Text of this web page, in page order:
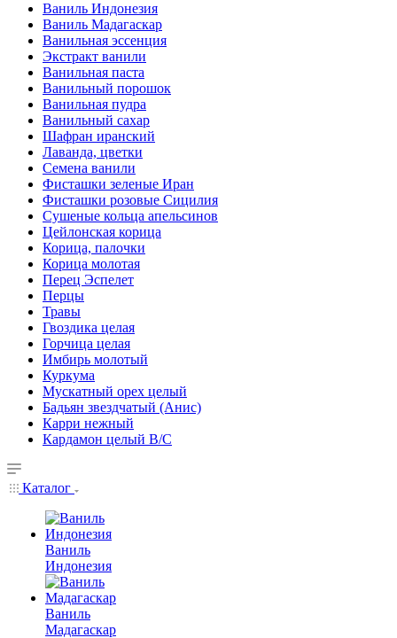
Ваниль Индонезия
Ваниль Мадагаскар
Ванильная эссенция
Экстракт ванили
Ванильная паста
Ванильный порошок
Ванильная пудра
Ванильный сахар
Шафран иранский
Лаванда, цветки
Семена ванили
Фисташки зеленые Иран
Фисташки розовые Сицилия
Сушеные кольца апельсинов
Цейлонская корица
Корица, палочки
Корица молотая
Перец Эспелет
Перцы
Травы
Гвоздика целая
Горчица целая
Имбирь молотый
Куркума
Мускатный орех целый
Бадьян звездчатый (Анис)
Карри нежный
Кардамон целый В/С
Каталог
Ваниль
Индонезия
Ваниль
Мадагаскар